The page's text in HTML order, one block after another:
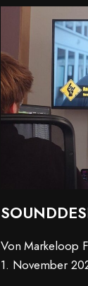
IN
KÖLN
Von Markeloop
1. November